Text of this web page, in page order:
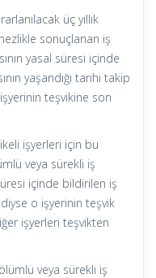
üç yıllık
sonuçlanan iş
yasal süresi içinde
yaşandığı tarihi takip
teşvikine son
işyerleri için bu
veya sürekli iş
içinde bildirilen iş
o işyerinin teşvik
işyerleri teşvikten
veya sürekli iş